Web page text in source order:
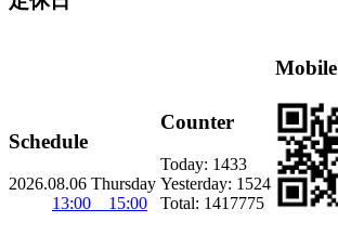
Schedule
2026.08.06 Thursday
13:00 15:00
Counter
Today: 1433
Yesterday: 1524
Total: 1417775
Mobile